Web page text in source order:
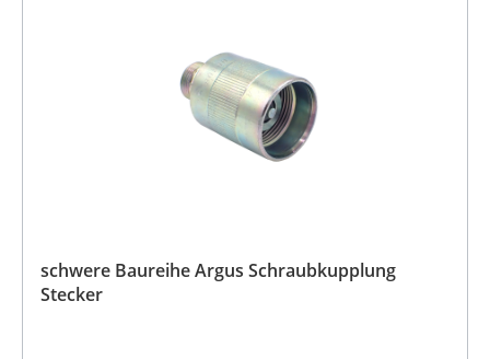
schwere Baureihe Argus Schraubkupplung
Stecker